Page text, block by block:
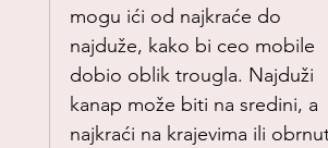
mogu ići od najkraće do
najduže, kako bi ceo mobile
dobio oblik trougla. Najduži
kanap može biti na sredini, a
najkraći na krajevima ili